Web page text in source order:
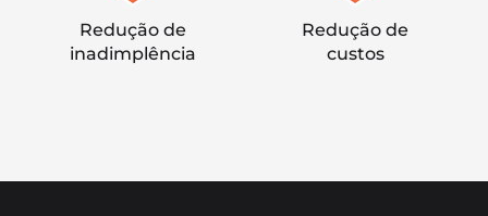
Redução de
inadimplência
Redução de
custos